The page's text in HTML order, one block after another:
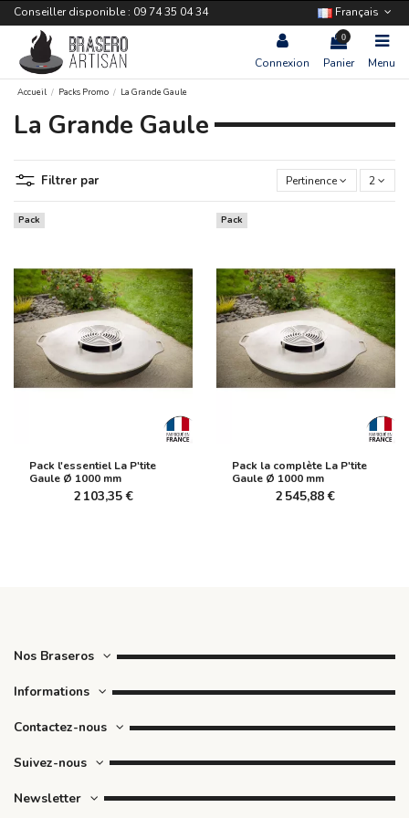
Conseiller disponible : 09 74 35 04 34 Français
Connexion
0
Panier Menu
Accueil Packs Promo La Grande Gaule
La Grande Gaule
Pertinence 2
Filtrer par
Pack
Pack l'essentiel La P'tite
Gaule Ø 1000 mm
2 103,35 €
Pack
Pack la complète La P'tite
Gaule Ø 1000 mm
2 545,88 €
Nos Braseros
Informations
Contactez-nous
Suivez-nous
Newsletter